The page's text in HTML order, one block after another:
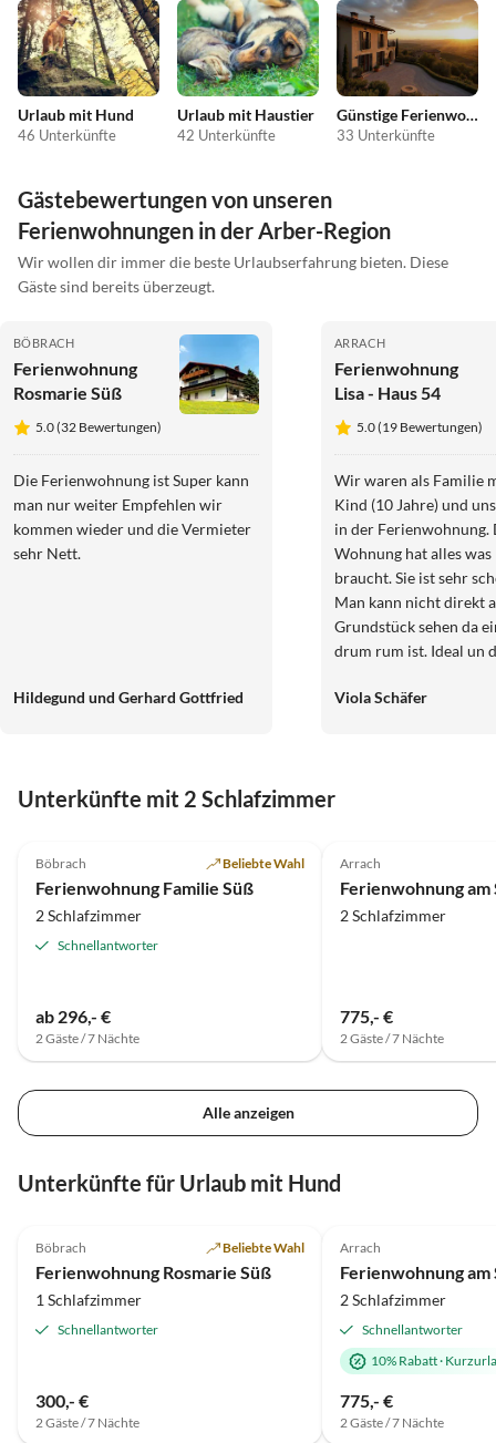
Urlaub mit Hund
46 Unterkünfte
Urlaub mit Haustier
42 Unterkünfte
Günstige Ferienwohnungen
33 Unterkünfte
Gästebewertungen von unseren
Ferienwohnungen in der Arber-Region
Wir wollen dir immer die beste Urlaubserfahrung bieten. Diese
Gäste sind bereits überzeugt.
BÖBRACH
Ferienwohnung
Rosmarie Süß
5.0 (32 Bewertungen)
Die Ferienwohnung ist Super kann
man nur weiter Empfehlen wir
kommen wieder und die Vermieter
sehr Nett.
Hildegund und Gerhard Gottfried
ARRACH
Ferienwohnung
Lisa - Haus 54
5.0 (19 Bewertungen)
Wir waren als Familie
Kind (10 Jahre) und
in der Ferienwohnung.
Wohnung hat alles was
braucht. Sie ist sehr
Man kann nicht direkt
Grundstück sehen da
drum rum ist. Ideal un
Viola Schäfer
Unterkünfte mit 2 Schlafzimmer
Böbrach Beliebte Wahl
Ferienwohnung Familie Süß
2 Schlafzimmer
Schnellantworter
ab 296,- €
2 Gäste / 7 Nächte
Arrach
2 Schlafzimmer
775,- €
2 Gäste / 7 Nächte
Alle anzeigen
Unterkünfte für Urlaub mit Hund
Böbrach Beliebte Wahl
Ferienwohnung Rosmarie Süß
1 Schlafzimmer
Schnellantworter
300,- €
2 Gäste / 7 Nächte
Arrach
2 Schlafzimmer
Schnellantworter
10% Rabatt·
775,- €
2 Gäste / 7 Nächte